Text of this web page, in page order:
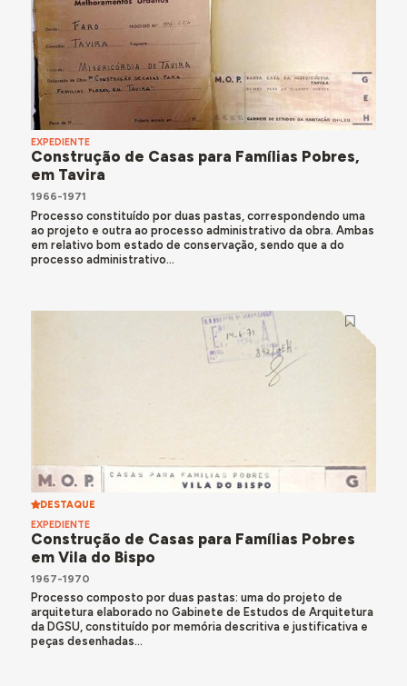
EXPEDIENTE
Construção de Casas para Famílias Pobres,
em Tavira
1966-1971
Processo constituído por duas pastas, correspondendo uma
ao projeto e outra ao processo administrativo da obra. Ambas
em relativo bom estado de conservação, sendo que a do
processo administrativo...
DESTAQUE
EXPEDIENTE
Construção de Casas para Famílias Pobres
em Vila do Bispo
1967-1970
Processo composto por duas pastas: uma do projeto de
arquitetura elaborado no Gabinete de Estudos de Arquitetura
da DGSU, constituído por memória descritiva e justificativa e
peças desenhadas...